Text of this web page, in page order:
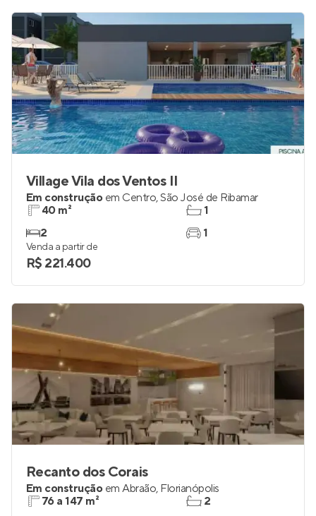
Village Vila dos Ventos II
Em construção em Centro,São José de Ribamar
40 m²
2
1
1
Venda a partir de
R$ 221.400
Recanto dos Corais
Em construção em Abraão, Florianópolis
76 a 147 m²
2